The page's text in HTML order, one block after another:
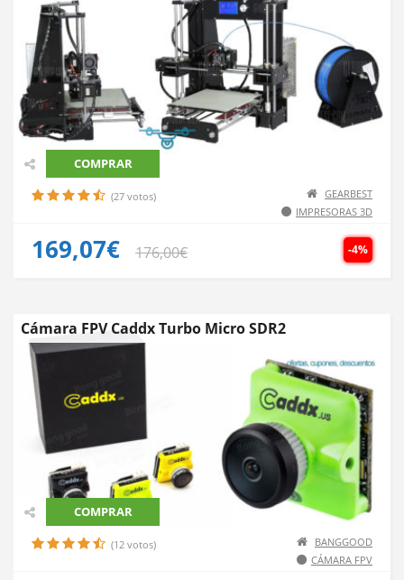
COMPRAR
(27 votos)
GEARBEST
IMPRESORAS 3D
-4%
169,07€ 176,00€
Cámara FPV Caddx Turbo Micro SDR2
COMPRAR
(12 votos)
BANGGOOD
CÁMARA FPV